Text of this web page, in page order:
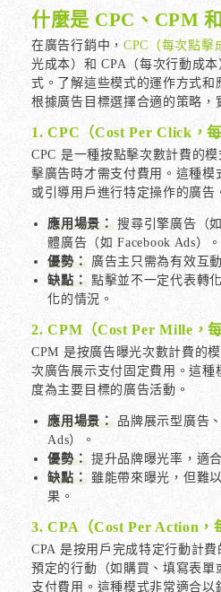
什麼是 CPC、CPM
在廣告行銷中， CPC（每次點擊
光成本）和 CPA（每次行動成
式。了解這些模式的運作方式和
根據廣告目標選擇合適的策略，
1. CPC（Cost Per Click，每
CPC 是一種按點擊次數計費的
擊廣告時才需支付費用。這種模
或引導用戶進行特定操作的廣告
應用場景：搜尋引擎廣告（
體廣告（如 Facebook Ads）。
優勢： 廣告主只需為有效互
缺點： 點擊並不一定代表轉
化的情況。
2. CPM（Cost Per Mille，
CPM 是按廣告曝光次數計費的
次廣告展示支付固定費用。這種
度為主要目標的廣告活動。
應用場景：品牌展示型廣告
Ads）。
優勢： 提升品牌曝光率，適
缺點：雖能帶來曝光，但難
果。
3. CPA（Cost Per Action，
CPA 是按用戶完成特定行動計
預定的行動（如購買、填寫表單
支付費用。這種模式非常適合以